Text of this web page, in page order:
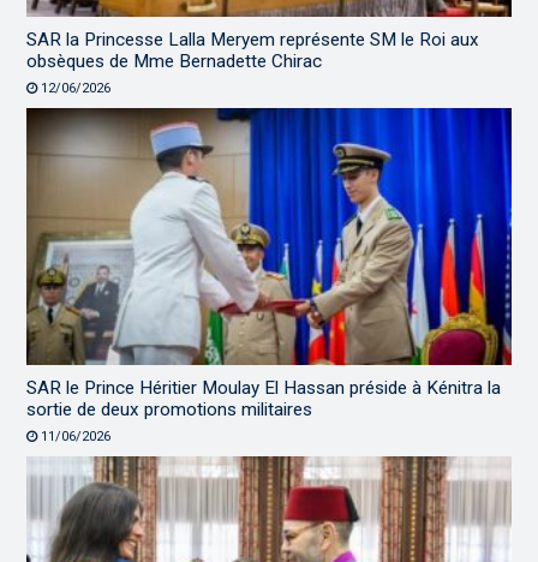
SAR la Princesse Lalla Meryem représente SM le Roi aux
obsèques de Mme Bernadette Chirac
12/06/2026
SAR le Prince Héritier Moulay El Hassan préside à Kénitra la
sortie de deux promotions militaires
11/06/2026